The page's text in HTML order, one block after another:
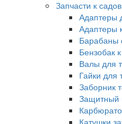
Запчасти к
Адаптеры
Адаптеры
Барабаны
Бензобак
Валы для
Гайки для
Заборник
Защитный
Катушки